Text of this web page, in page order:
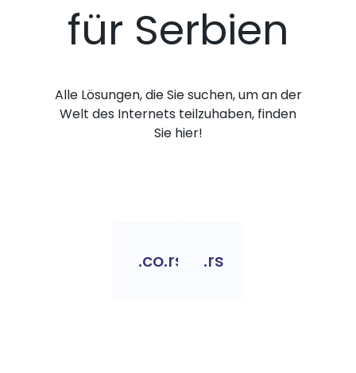
für Serbien
Alle Lösungen, die Sie suchen, um an der
Welt des Internets teilzuhaben, finden
Sie hier!
.co.rs .rs